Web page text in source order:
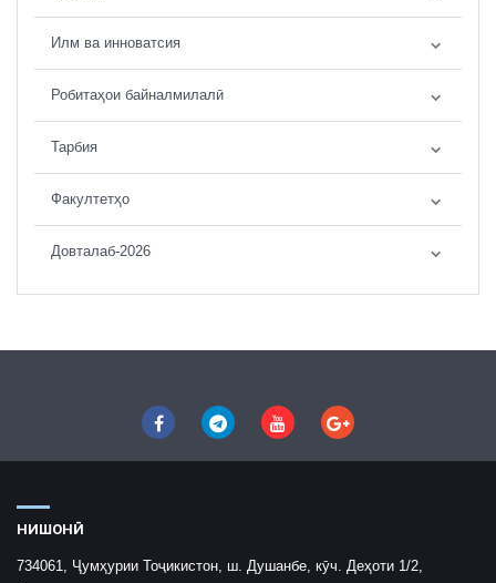
Илм ва инноватсия
Робитаҳои байналмилалӣ
Тарбия
Факултетҳо
Довталаб-2026
НИШОНӢ
734061, Ҷумҳурии Тоҷикистон, ш. Душанбе, кӯч. Деҳоти 1/2,